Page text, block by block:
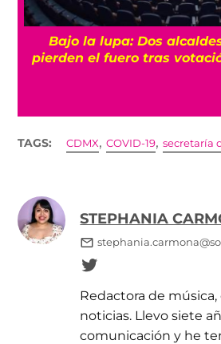
Bajo la lupa: Dos
pierden el fuero tras
TAGS: CDMX,COVID-19,secretaría
STEPHANIA
Redactora de
noticias. Llevo siete
comunicación y he